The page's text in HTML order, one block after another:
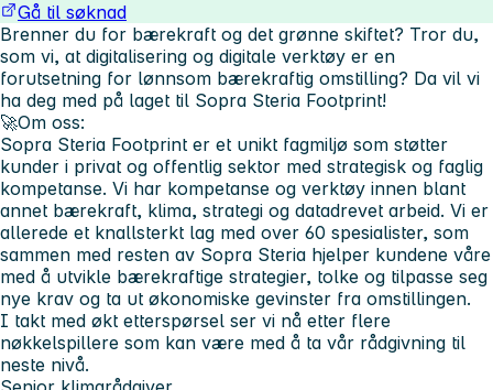
Gå til søknad
Brenner du for bærekraft og det grønne skiftet? Tror du,
som vi, at digitalisering og digitale verktøy er en
forutsetning for lønnsom bærekraftig omstilling? Da vil vi
ha deg med på laget til Sopra Steria Footprint!
🚀Om oss:
Sopra Steria Footprint er et unikt fagmiljø som støtter
kunder i privat og offentlig sektor med strategisk og faglig
kompetanse. Vi har kompetanse og verktøy innen blant
annet bærekraft, klima, strategi og datadrevet arbeid. Vi er
allerede et knallsterkt lag med over 60 spesialister, som
sammen med resten av Sopra Steria hjelper kundene våre
med å utvikle bærekraftige strategier, tolke og tilpasse seg
nye krav og ta ut økonomiske gevinster fra omstillingen.
I takt med økt etterspørsel ser vi nå etter flere
nøkkelspillere som kan være med å ta vår rådgivning til
neste nivå.